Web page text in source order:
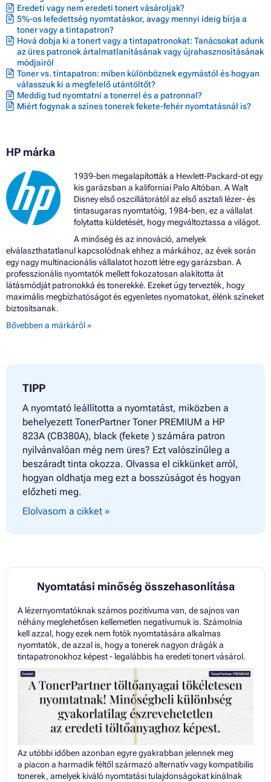
Eredeti vagy nem eredeti tonert vásároljak?
5%-os lefedettség nyomtatáskor, avagy mennyi ideig bírja a
toner vagy a tintapatron?
Hová dobja ki a tonert vagy a tintapatronokat: Tanácsokat adunk
az üres patronok ártalmatlanításának vagy újrahasznosításának
módjairól
Toner vs. tintapatron: miben különböznek egymástól és hogyan
válasszuk ki a megfelelő utántöltőt?
Meddig tud nyomtatni a tonerrel és a patronnal?
Miért fogynak a színes tonerek fekete-fehér nyomtatásnál is?
HP márka
1939-ben megalapították a Hewlett-Packard-ot egy
kis garázsban a kaliforniai Palo Altóban. A Walt
Disney első oszcillátorától az első asztali lézer- és
tintasugaras nyomtatóig, 1984-ben, ez a vállalat
folytatta küldetését, hogy megváltoztassa a világot.
A minőség és az innováció, amelyek
elválaszthatatlanul kapcsolódnak ehhez a márkához, az évek során
egy nagy multinacionális vállalatot hozott létre egy garázsban. A
professzionális nyomtatók mellett fokozatosan alakította át
látásmódját patronokká és tonerekké. Ezeket úgy tervezték, hogy
maximális megbízhatóságot és egyenletes nyomatokat, élénk színeket
biztosítsanak.
Bővebben a márkáról »
TIPP
A nyomtató leállította a nyomtatást, miközben a
behelyezett TonerPartner Toner PREMIUM a HP
823A (CB380A), black (fekete ) számára patron
nyilvánvalóan még nem üres? Ezt valószínűleg a
beszáradt tinta okozza. Olvassa el cikkünket arról,
hogyan oldhatja meg ezt a bosszúságot és hogyan
előzheti meg.
Elolvasom a cikket »
Nyomtatási minőség összehasonlítása
A lézernyomtatóknak számos pozitívuma van, de sajnos van
néhány meglehetősen kellemetlen negatívumuk is. Számolnia
kell azzal, hogy ezek nem fotók nyomtatására alkalmas
nyomtatók, de azzal is, hogy a tonerek nagyon drágák a
tintapatronokhoz képest - legalábbis ha eredeti tonert vásárol.
Az utóbbi időben azonban egyre gyakrabban jelennek meg
a piacon a harmadik féltől származó alternatív vagy kompatibilis
tonerek, amelyek kiváló nyomtatási tulajdonságokat kínálnak